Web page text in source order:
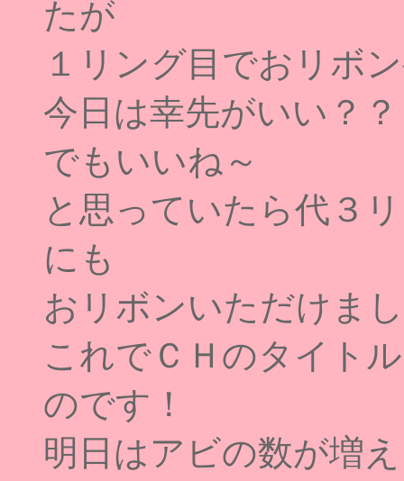
たが
１リング目でおリボ
今日は幸先がいい？
でもいいね～
と思っていたら代３
にも
おリボンいただけま
これでＣＨのタイト
のです！
明日はアビの数が増